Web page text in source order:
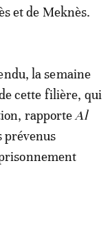
et de Meknès.
la semaine
cette filière, qui
rapporte Al
prévenus